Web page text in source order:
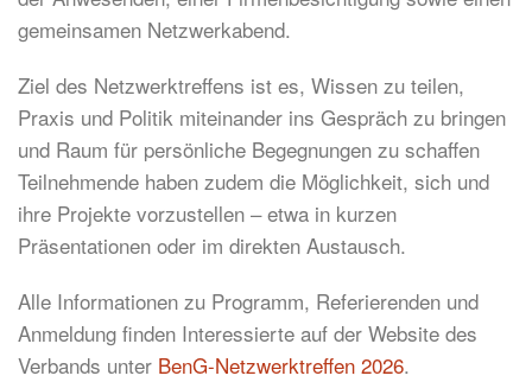
gemeinsamen Netzwerkabend.
Ziel des Netzwerktreffens ist es, Wissen zu teilen,
Praxis und Politik miteinander ins Gespräch zu bringen
und Raum für persönliche Begegnungen zu schaffen
Teilnehmende haben zudem die Möglichkeit, sich und
ihre Projekte vorzustellen – etwa in kurzen
Präsentationen oder im direkten Austausch.
Alle Informationen zu Programm, Referierenden und
Anmeldung finden Interessierte auf der Website des
Verbands unter BenG-Netzwerktreffen 2026.